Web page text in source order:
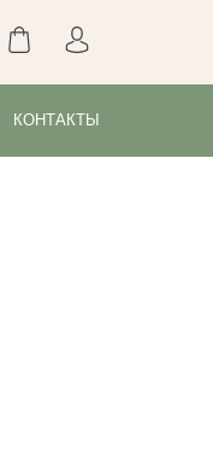
КОНТАКТЫ